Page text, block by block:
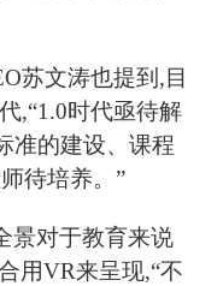
苏文涛也提到,目
,“1.0时代亟待解
准的建设、课程
待培养。”
景对于教育来说
用VR来呈现,“不